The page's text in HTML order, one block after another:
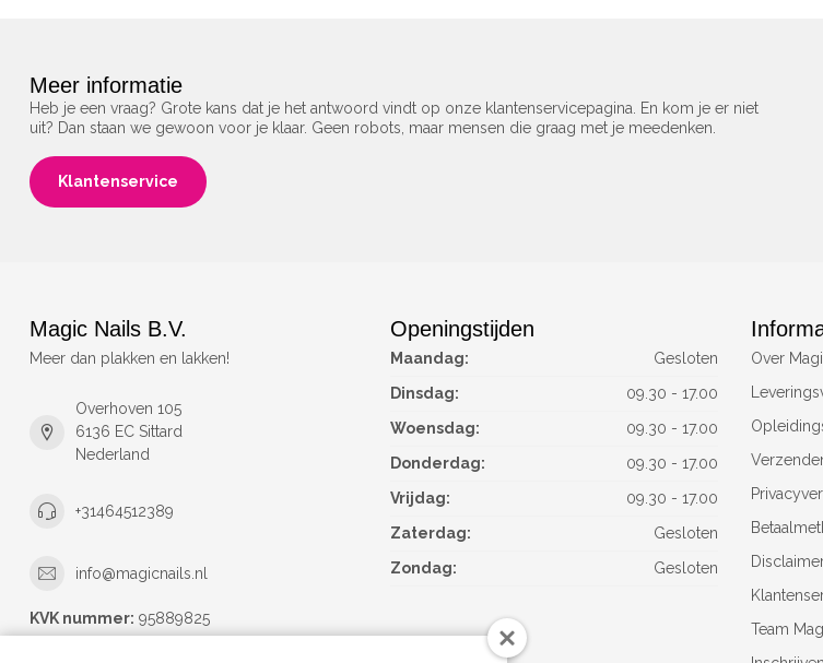
Meer informatie
Heb je een vraag? Grote kans dat je het antwoord vindt op onze klantenservicepagina. En kom je er niet
uit? Dan staan we gewoon voor je klaar. Geen robots, maar mensen die graag met je meedenken.
Klantenservice
Magic Nails B.V.
Meer dan plakken en lakken!
Overhoven 105
6136 EC Sittard
Nederland
+31464512389
info@magicnails.nl
KVK nummer: 95889825
Openingstijden
Maandag:
Gesloten
Dinsdag:
09.30 - 17.00
Woensdag:
09.30 - 17.00
Donderdag:
09.30 - 17.00
Vrijdag:
09.30 - 17.00
Zaterdag:
Gesloten
Zondag:
Gesloten
Over
Team